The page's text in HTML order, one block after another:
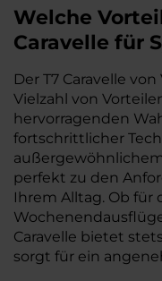
Welche
Caravelle für
Der T7 Caravelle
Vielzahl von
hervorragenden
fortschrittlicher
perfekt zu den
Ihrem Alltag. Ob für
Caravelle bietet
sorgt für ein